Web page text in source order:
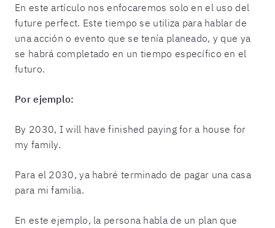
En este artículo nos enfocaremos solo en el uso del
future perfect. Este tiempo se utiliza para hablar de
una acción o evento que se tenía planeado, y que ya
se habrá completado en un tiempo específico en el
futuro.
Por ejemplo:
By 2030, I will have finished paying for a house for
my family.
Para el 2030, ya habré terminado de pagar una casa
para mi familia.
En este ejemplo, la persona habla de un plan que